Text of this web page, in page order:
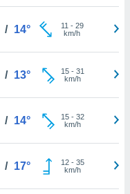
/ 14° 11 - 29
km/h
/ 13° 15- 31
km/h
/ 14° 15- 32
km/h
/ 17° 12- 35
km/h